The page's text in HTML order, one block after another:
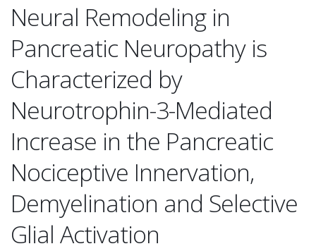
Neural Remodeling in
Pancreatic Neuropathy is
Characterized by
Neurotrophin-3-Mediated
Increase in the Pancreatic
Nociceptive Innervation,
Demyelination and Selective
Glial Activation